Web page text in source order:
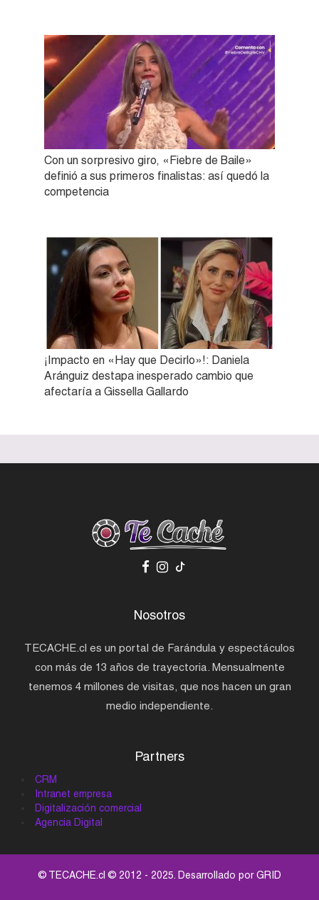
Con un sorpresivo giro, «Fiebre de Baile»
definió a sus primeros finalistas: así quedó la
competencia
¡Impacto en «Hay que Decirlo»!: Daniela
Aránguiz destapa inesperado cambio que
afectaría a Gissella Gallardo
Nosotros
TECACHE.cl es un portal de Farándula y espectáculos
con más de 13 años de trayectoria. Mensualmente
tenemos 4 millones de visitas, que nos hacen un gran
medio independiente.
Partners
CRM
Intranet empresa
Digitalización comercial
Agencia Digital
© TECACHE.cl © 2012 - 2025. Desarrollado porGRID